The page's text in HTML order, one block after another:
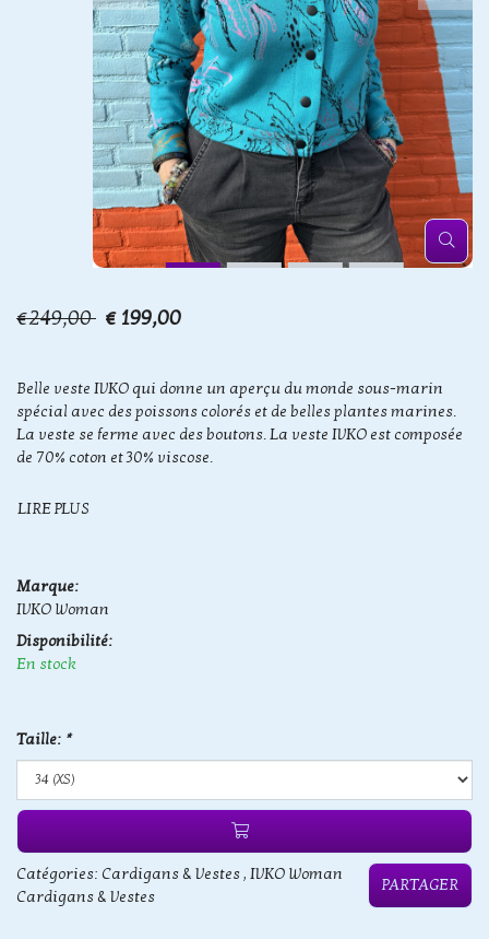
€249,00 € 199,00
Belle veste IVKO qui donne un aperçu du monde sous-marin
spécial avec des poissons colorés et de belles plantes marines.
La veste se ferme avec des boutons. La veste IVKO est composée
de 70% coton et 30% viscose.
LIRE PLUS
Marque:
IVKO Woman
Disponibilité:
En stock
Taille: *
Catégories: Cardigans & Vestes, IVKO Woman
Cardigans & Vestes
PARTAGER